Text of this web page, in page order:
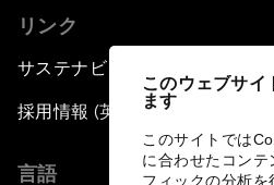
このウェブサ
ます
このサイトでは
に合わせたコンテ
フィックの分析
リンク
サステナビリティへの取り組み
採用情報 (英語のみ)
言語